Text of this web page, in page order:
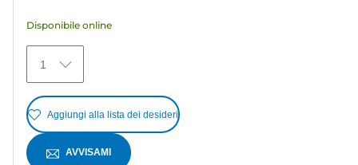
370
recensioni
Disponibile online
1
Aggiungi alla lista dei desideri
AVVISAMI